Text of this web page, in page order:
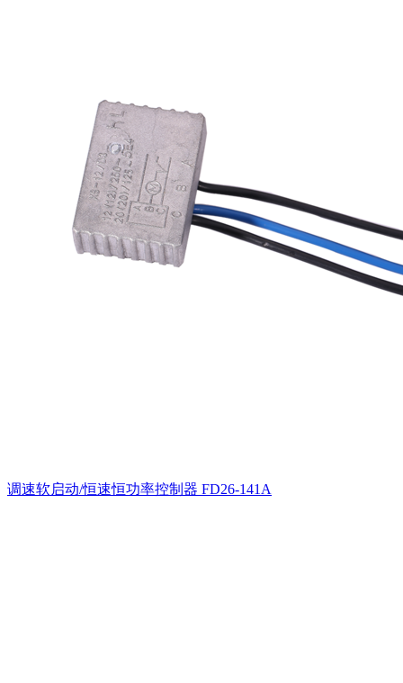
调速软启动/恒速恒功率控制器 FD26-141A